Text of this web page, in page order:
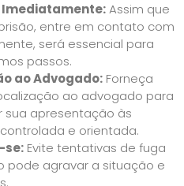
Assim que
entre em contato com
será essencial para
passos.
ao Advogado: Forneça
ao advogado para
sua apresentação às
e orientada.
se: Evite tentativas de fuga
pode agravar a situação e